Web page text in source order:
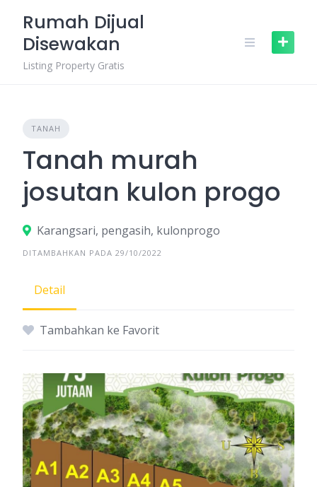
content
Rumah Dijual
Disewakan
Listing Property Gratis
TANAH
Tanah murah
josutan kulon progo
Karangsari, pengasih, kulonprogo
DITAMBAHKAN PADA 29/10/2022
Detail
Tambahkan ke Favorit